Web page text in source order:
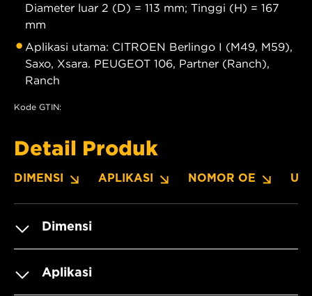
Diameter luar 2 (D) = 113 mm; Tinggi (H) = 167
mm
Aplikasi utama: CITROEN Berlingo I (M49, M59),
Saxo, Xsara. PEUGEOT 106, Partner (Ranch),
Ranch
Kode GTIN:
Detail Produk
DIMENSI APLIKASI NOMOR OE
Dimensi
Aplikasi